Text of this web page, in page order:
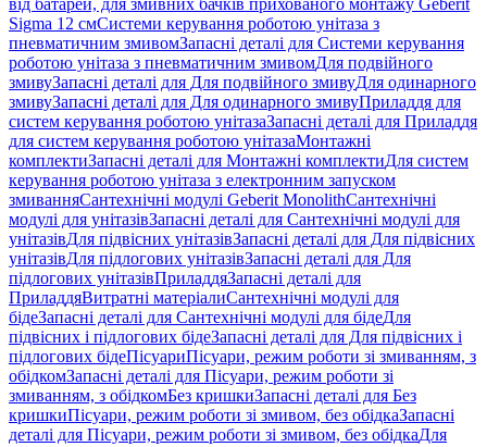
від батарей, для змивних бачків прихованого монтажу Geberit
Sigma 12 смСистеми керування роботою унітаза з
пневматичним змивомЗапасні деталі для Системи керування
роботою унітаза з пневматичним змивомДля подвійного
змивуЗапасні деталі для Для подвійного змивуДля одинарного
змивуЗапасні деталі для Для одинарного змивуПриладдя для
систем керування роботою унітазаЗапасні деталі для Приладдя
для систем керування роботою унітазаМонтажні
комплектиЗапасні деталі для Монтажні комплектиДля систем
керування роботою унітаза з електронним запуском
змиванняСантехнічні модулі Geberit MonolithСантехнічні
модулі для унітазівЗапасні деталі для Сантехнічні модулі для
унітазівДля підвісних унітазівЗапасні деталі для Для підвісних
унітазівДля підлогових унітазівЗапасні деталі для Для
підлогових унітазівПриладдяЗапасні деталі для
ПриладдяВитратні матеріалиСантехнічні модулі для
бідеЗапасні деталі для Сантехнічні модулі для бідеДля
підвісних і підлогових бідеЗапасні деталі для Для підвісних і
підлогових бідеПісуариПісуари, режим роботи зі змиванням, з
обідкомЗапасні деталі для Пісуари, режим роботи зі
змиванням, з обідкомБез кришкиЗапасні деталі для Без
кришкиПісуари, режим роботи зі змивом, без обідкаЗапасні
деталі для Пісуари, режим роботи зі змивом, без обідкаДля